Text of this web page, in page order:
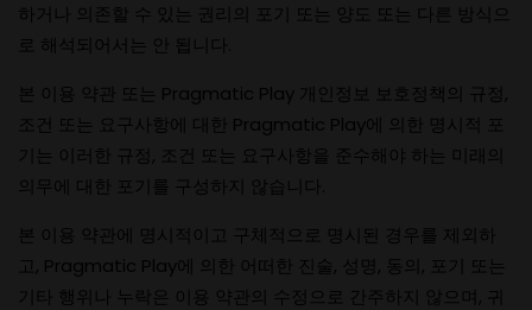
하거나 의존할 수 있는 권리의 포기 또는 양도 또는 다른 방식으
로 해석되어서는 안 됩니다.
본 이용 약관 또는 Pragmatic Play 개인정보 보호정책의 규정,
조건 또는 요구사항에 대한 Pragmatic Play에 의한 명시적 포
기는 이러한 규정, 조건 또는 요구사항을 준수해야 하는 미래의
의무에 대한 포기를 구성하지 않습니다.
본 이용 약관에 명시적이고 구체적으로 명시된 경우를 제외하
고, Pragmatic Play에 의한 어떠한 진술, 성명, 동의, 포기 또는
기타 행위나 누락은 이용 약관의 수정으로 간주하지 않으며, 귀